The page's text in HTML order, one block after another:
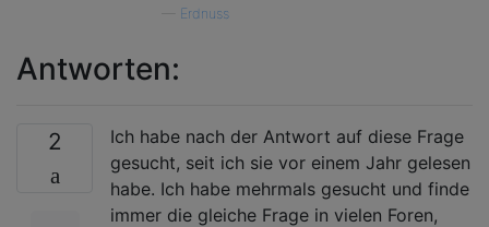
Erdnuss
Antworten:
2
Ich habe nach der Antwort auf diese Frage
gesucht, seit ich sie vor einem Jahr gelesen
habe. Ich habe mehrmals gesucht und finde
immer die gleiche Frage in vielen Foren,